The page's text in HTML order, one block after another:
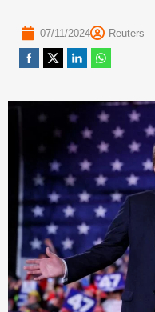
07/11/2024 Reuters